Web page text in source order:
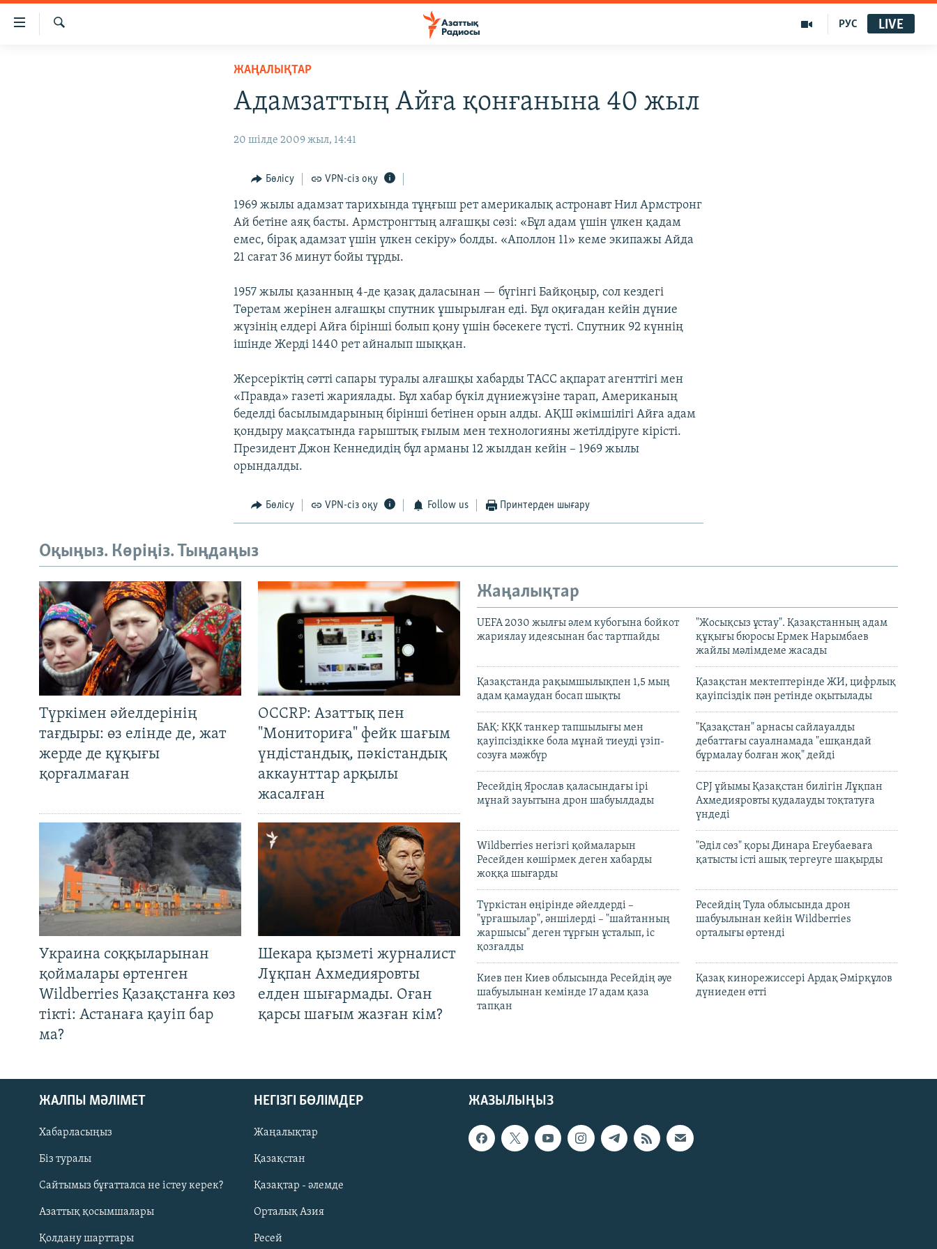
Accessibility
Русский
ЖАЗЫЛЫҢЫЗ
РУС LIVE
ЖАҢАЛЫҚТАР
Адамзаттың Айға қонғанына 40 жыл
20 шілде 2009 жыл, 14:41
Бөлісу VPN-сіз оқу
1969 жылы адамзат тарихында тұңғыш рет америкалық астронавт Нил Армстронг
Ай бетіне аяқ басты. Армстронгтың алғашқы сөзі: «Бұл адам үшін үлкен қадам
емес, бірақ адамзат үшін үлкен секіру» болды. «Аполлон 11» кеме экипажы Айда
21 сағат 36 минут бойы тұрды.
1957 жылы қазанның 4-де қазақ даласынан — бүгінгі Байқоңыр, сол кездегі
Төретам жерінен алғашқы спутник ұшырылған еді. Бұл оқиғадан кейін дүние
жүзінің елдері Айға бірінші болып қону үшін бәсекеге түсті. Спутник 92 күннің
ішінде Жерді 1440 рет айналып шыққан.
Жерсеріктің сәтті сапары туралы алғашқы хабарды ТАСС ақпарат агенттігі мен
«Правда» газеті жариялады. Бұл хабар бүкіл дүниежүзіне тарап, Американың
беделді басылымдарының бірінші бетінен орын алды. АҚШ әкімшілігі Айға адам
қондыру мақсатында ғарыштық ғылым мен технологияны жетілдіруге кірісті.
Президент Джон Кеннедидің бұл арманы 12 жылдан кейін – 1969 жылы
орындалды.
Бөлісу VPN-сіз оқу Follow us Принтерден шығару
Оқыңыз. Көріңіз. Тыңдаңыз
Түркімен әйелдерінің
тағдыры: өз елінде де, жат
жерде де құқығы
қорғалмаған
OCCRP: Азаттық пен
"Мониториға" фейк шағым
үндістандық, пәкістандық
аккаунттар арқылы
жасалған
Украина соққыларынан
қоймалары өртенген
Wildberries Қазақстанға көз
тікті: Астанаға қауіп бар
ма?
Шекара қызметі журналист
Лұқпан Ахмедияровты
елден шығармады. Оған
қарсы шағым жазған кім?
Жаңалықтар
UEFA 2030 жылғы әлем кубогына бойкот
жариялау идеясынан бас тартпайды
"Жосықсыз ұстау". Қазақстанның адам
құқығы бюросы Ермек Нарымбаев
жайлы мәлімдеме жасады
Қазақстанда рақымшылықпен 1,5 мың
адам қамаудан босап шықты
Қазақстан мектептерінде ЖИ, цифрлық
қауіпсіздік пән ретінде оқытылады
БАҚ: КҚК танкер тапшылығы мен
қауіпсіздікке бола мұнай тиеуді үзіп-
созуға мәжбүр
"Қазақстан" арнасы сайлауалды
дебаттағы сауалнамада "ешқандай
бұрмалау болған жоқ" дейді
Ресейдің Ярослав қаласындағы ірі
мұнай зауытына дрон шабуылдады
CPJ ұйымы Қазақстан билігін Лұқпан
Ахмедияровты қудалауды тоқтатуға
үндеді
Wildberries негізгі қоймаларын
Ресейден көшірмек деген хабарды
жоққа шығарды
"Әділ сөз" қоры Динара Егеубаеваға
қатысты істі ашық тергеуге шақырды
Түркістан өңірінде әйелдерді –
"ұрғашылар", әншілерді – "шайтанның
жаршысы" деген тұрғын ұсталып, іс
қозғалды
Ресейдің Тула облысында дрон
шабуылынан кейін Wildberries
орталығы өртенді
Киев пен Киев облысында Ресейдің әуе
шабуылынан кемінде 17 адам қаза
тапқан
Қазақ кинорежиссері Ардақ Әмірқұлов
дүниеден өтті
ЖАЗЫЛЫҢЫЗ
ЖАЛПЫ МӘЛІМЕТ
Хабарласыңыз
Біз туралы
Сайтымыз бұғатталса не істеу керек?
Азаттық қосымшалары
Қолдану шарттары
НЕГІЗГІ БӨЛІМДЕР
Жаңалықтар
Қазақстан
Қазақтар - әлемде
Орталық Азия
Ресей